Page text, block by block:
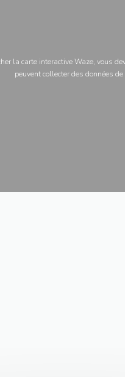
la carte interactive Waze, vous
peuvent collecter des données